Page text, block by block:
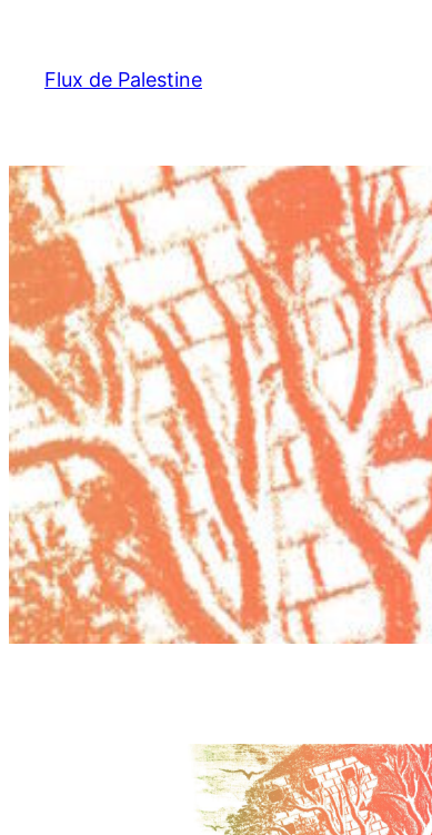
contenu
Flux de Palestine